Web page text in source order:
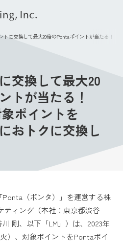
トに交換して最大20倍のPontaポイントが当たる！
交換して最大20
トが当たる！
ポイントを
おトクに交換し
（ポンタ）」を運営する株
ティング（本社：東京都渋谷
剛、以下「LM」）は、2023年
）、対象ポイントをPontaポイ